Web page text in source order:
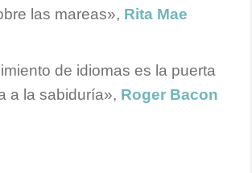
las mareas», Rita Mae
de idiomas es la puerta
a la sabiduría», Roger Bacon